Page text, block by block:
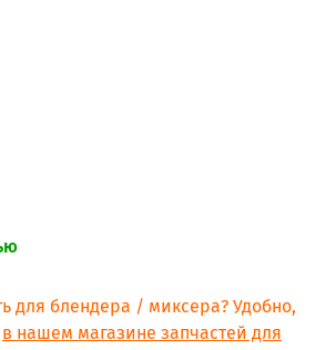
для блендера / миксера? Удобно,
в нашем магазине запчастей для